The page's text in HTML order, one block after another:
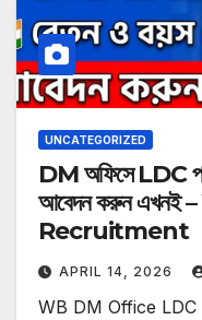
UNCATEGORIZED
DM অফিসে LDC
আবেদন করুন
Recruitment
APRIL 14, 2026
WB DM Office LDC